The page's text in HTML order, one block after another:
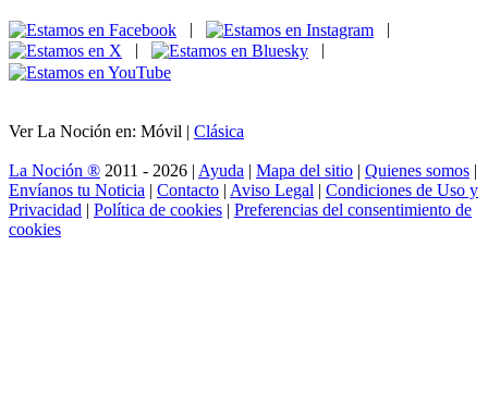
|
|
|
|
Ver La Noción en: Móvil | Clásica
La Noción ® 2011 - 2026 | Ayuda | Mapa del sitio | Quienes somos |
Envíanos tu Noticia | Contacto | Aviso Legal | Condiciones de Uso y
Privacidad | Política de cookies | Preferencias del consentimiento de
cookies